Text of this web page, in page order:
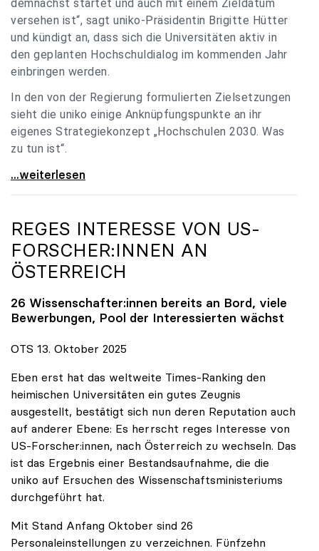
demnächst startet und auch mit einem Zieldatum
versehen ist“, sagt uniko-Präsidentin Brigitte Hütter
und kündigt an, dass sich die Universitäten aktiv in
den geplanten Hochschuldialog im kommenden Jahr
einbringen werden.
In den von der Regierung formulierten Zielsetzungen
sieht die uniko einige Anknüpfungspunkte an ihr
eigenes Strategiekonzept „Hochschulen 2030. Was
zu tun ist“.
Universitäten: Hochschulstrategie 2040 muss eine
...weiterlesen
REGES INTERESSE VON US-
FORSCHER:INNEN AN
ÖSTERREICH
26 Wissenschafter:innen bereits an Bord, viele
Bewerbungen, Pool der Interessierten wächst
OTS 13. Oktober 2025
Eben erst hat das weltweite Times-Ranking den
heimischen Universitäten ein gutes Zeugnis
ausgestellt, bestätigt sich nun deren Reputation auch
auf anderer Ebene: Es herrscht reges Interesse von
US-Forscher:innen, nach Österreich zu wechseln. Das
ist das Ergebnis einer Bestandsaufnahme, die die
uniko auf Ersuchen des Wissenschaftsministeriums
durchgeführt hat.
Mit Stand Anfang Oktober sind 26
Personaleinstellungen zu verzeichnen. Fünfzehn